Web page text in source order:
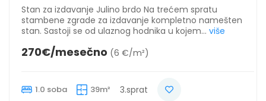
Stan za izdavanje Julino brdo Na trećem spratu
stambene zgrade za izdavanje kompletno namešten
stan. Sastoji se od ulaznog hodnika u kojem... više
270€/mesečno (6 €/m²)
1.0 soba 39m² 3.sprat